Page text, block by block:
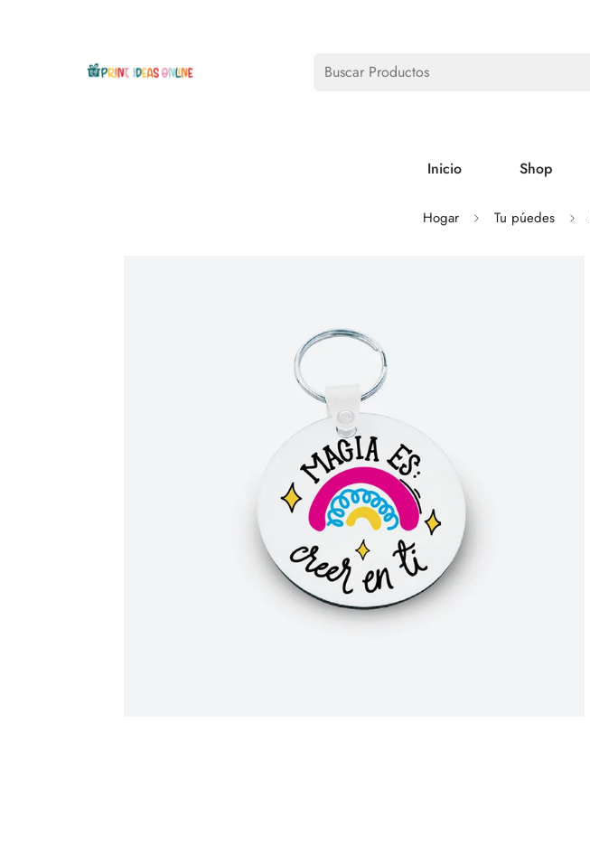
Buscar Productos
Inicio Shop
Hogar Tu púedes